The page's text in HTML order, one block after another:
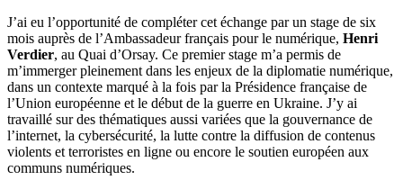
J’ai eu l’opportunité de compléter cet échange par un stage de six
mois auprès de l’Ambassadeur français pour le numérique, Henri
Verdier, au Quai d’Orsay. Ce premier stage m’a permis de
m’immerger pleinement dans les enjeux de la diplomatie numérique,
dans un contexte marqué à la fois par la Présidence française de
l’Union européenne et le début de la guerre en Ukraine. J’y ai
travaillé sur des thématiques aussi variées que la gouvernance de
l’internet, la cybersécurité, la lutte contre la diffusion de contenus
violents et terroristes en ligne ou encore le soutien européen aux
communs numériques.